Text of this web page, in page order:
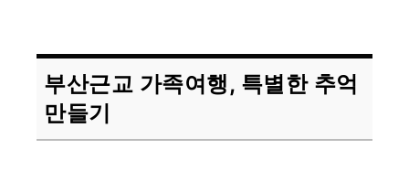
부산근교 가족여행, 특별한 추억
만들기